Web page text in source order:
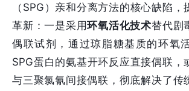
（SPG）亲和分离方法的核心缺陷
革新：一是采用环氧活化技术替代剧
偶联试剂，通过琼脂糖基质的环氧
SPG蛋白的氨基开环反应直接偶联，
与三聚氯氰间接偶联，彻底解决了传